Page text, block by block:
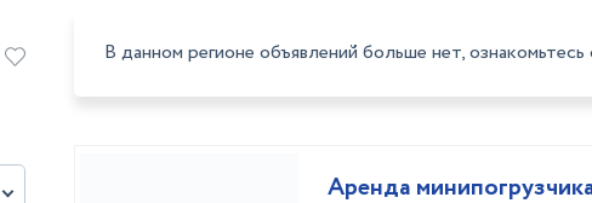
В данном регионе объявлений больше нет,
Аренда